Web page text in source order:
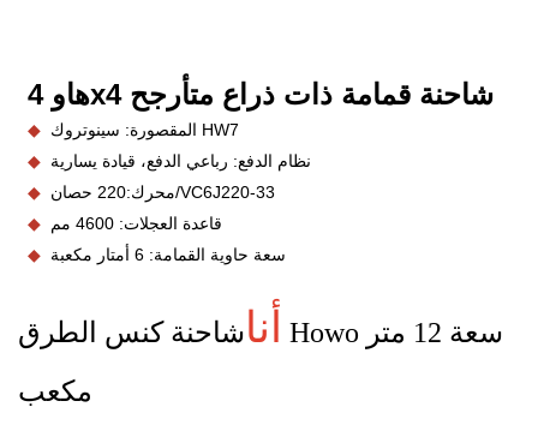
هاو 4x4 شاحنة قمامة ذات ذراع متأرجح
◆
المقصورة: سينوتروك HW7
◆ نظام الدفع: رباعي الدفع، قيادة يسارية
◆
محرك:220 حصان/VC6J220-33
◆
قاعدة العجلات: 4600 مم
◆
سعة حاوية القمامة: 6 أمتار مكعبة
أناشاحنة كنس الطرق Howo سعة 12 متر
مكعب